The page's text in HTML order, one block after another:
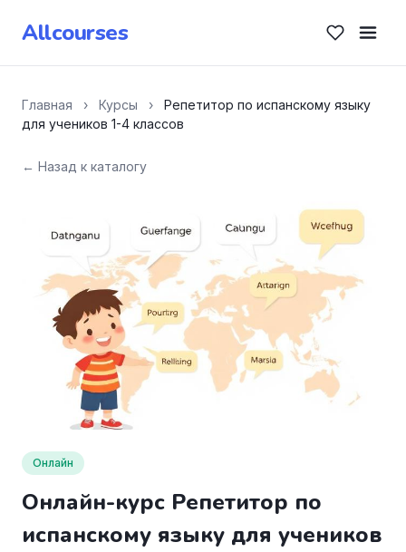
Allcourses
Главная › Курсы ›
Репетитор по испанскому языку
для учеников 1-4 классов
← Назад к каталогу
Онлайн
Онлайн-курс Репетитор по
испанскому языку для учеников